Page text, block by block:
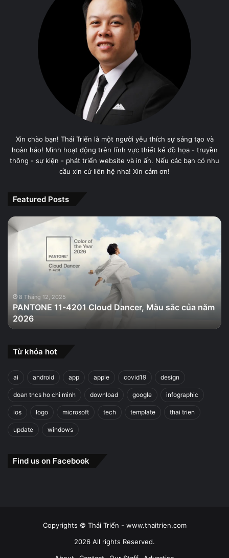
Xin chào bạn! Thái Triển là một người yêu thích sự sáng tạo và
hoàn hảo! Mình hoạt động trên lĩnh vực thiết kế đồ họa - truyền
thông - sự kiện - phát triển website và in ấn. Nếu các bạn có nhu
cầu xin cứ liên hệ nha! Xin cảm ơn!
Featured Posts
PANTONE
11-
Màu
của
năm
2026
8 Tháng 12, 2025
PANTONE 11-4201 Cloud Dancer, Màu sắc của năm
2026
Từ khóa hot
ai android app apple covid19 design
doan tncs ho chi minh download google infographic
ios logo microsoft tech template thai trien
update windows
Find us on Facebook
Copyrights © Thái Triển - www.thaitrien.com
2026 All rights Reserved.